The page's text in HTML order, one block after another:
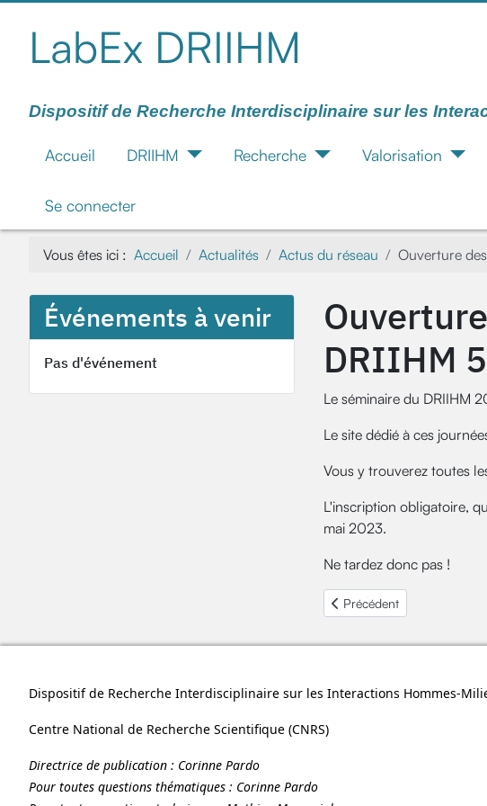
LabEx DRIIHM
Dispositif de Recherche Interdisciplinaire sur les
Accueil DRIIHM Recherche Valorisation
Se connecter
Vous êtes ici : Accueil Actualités Actus du réseau Ouverture
Événements à venir
Pas d'événement
DRIIHM
Le séminaire du DRIIHM
Le site dédié à ces
Vous y trouverez toutes
L'inscription obligatoire,
mai 2023.
Ne tardez donc pas !
Article précédent :
Précédent
Dispositif de Recherche Interdisciplinaire sur les Interactions Hommes-
Centre National de Recherche Scientifique (CNRS)
Directrice de publication : Corinne Pardo
Pour toutes questions thématiques : Corinne Pardo